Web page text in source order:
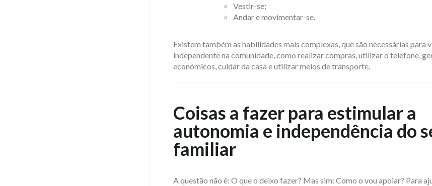
Vestir-se;
Andar e movimentar-se.
​​Existem também as habilidades mais complexas, que são necessárias para
independente na comunidade, como realizar compras, utilizar o telefone,
económicos, cuidar da casa e utilizar meios de transporte.
Coisas a fazer para estimular a
autonomia e independência do
familiar
A questão não é: O que o deixo fazer? Mas sim: Como o vou apoiar? Para